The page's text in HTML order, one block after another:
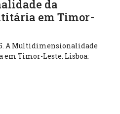
da
em Timor-
A Multidimensionalidade
em Timor-Leste. Lisboa: